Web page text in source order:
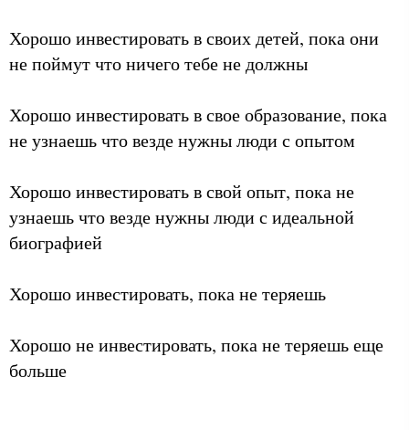
Хорошо инвестировать в своих детей, пока они
не поймут что ничего тебе не должны
Хорошо инвестировать в свое образование, пока
не узнаешь что везде нужны люди с опытом
Хорошо инвестировать в свой опыт, пока не
узнаешь что везде нужны люди с идеальной
биографией
Хорошо инвестировать, пока не теряешь
Хорошо не инвестировать, пока не теряешь еще
больше